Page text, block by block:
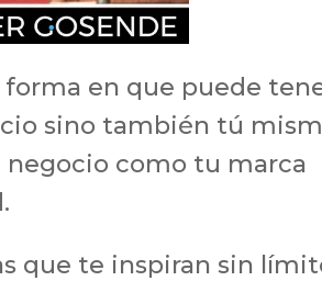
forma en que puede
sino también tú
como tu marca
que te inspiran sin